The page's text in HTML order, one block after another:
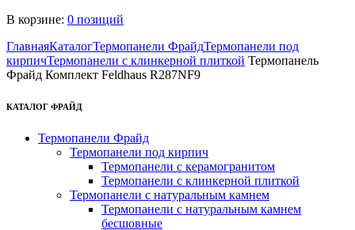
В корзине: 0 позиций
ГлавнаяКаталогТермопанели ФрайдТермопанели под
кирпичТермопанели с клинкерной плиткой Термопанель
Фрайд Комплект Feldhaus R287NF9
КАТАЛОГ ФРАЙД
Термопанели Фрайд
Термопанели под кирпич
Термопанели с керамогранитом
Термопанели с клинкерной плиткой
Термопанели с натуральным камнем
Термопанели с натуральным камнем
бесшовные